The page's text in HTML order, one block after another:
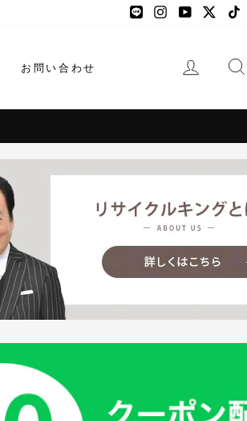
LINE
LINE InstagramYouTube
お問い合わせ ログイン